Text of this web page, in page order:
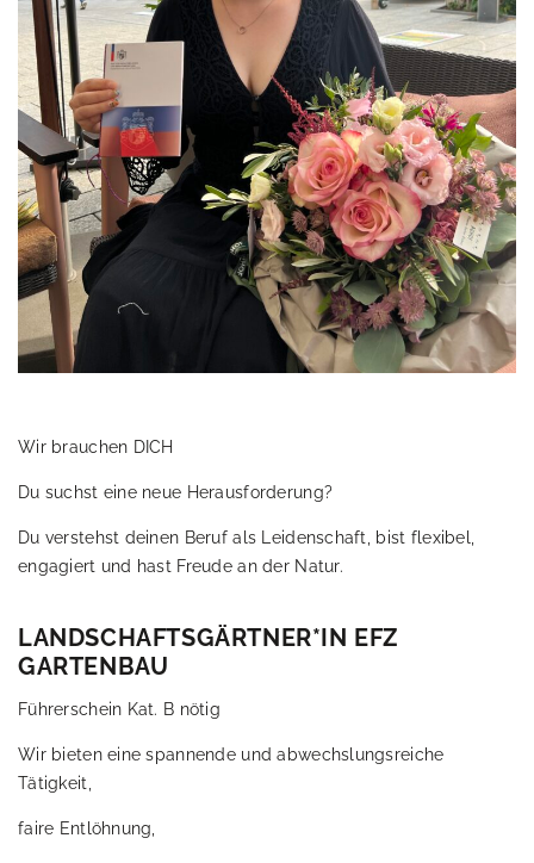
Wir brauchen DICH
Du suchst eine neue Herausforderung?
Du verstehst deinen Beruf als Leidenschaft, bist flexibel,
engagiert und hast Freude an der Natur.
LANDSCHAFTSGÄRTNER*IN EFZ
GARTENBAU
Führerschein Kat. B nötig
Wir bieten eine spannende und abwechslungsreiche
Tätigkeit,
faire Entlöhnung,